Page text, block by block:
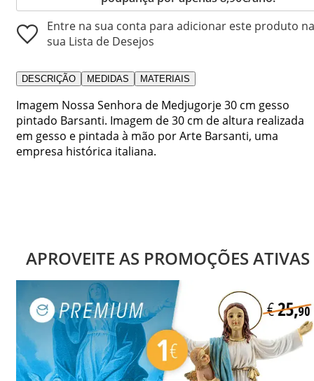
Entre na sua conta para adicionar este produto na
sua Lista de Desejos
DESCRIÇÃO MEDIDAS MATERIAIS
Imagem Nossa Senhora de Medjugorje 30 cm gesso
pintado Barsanti. Imagem de 30 cm de altura realizada
em gesso e pintada à mão por Arte Barsanti, uma
empresa histórica italiana.
APROVEITE AS PROMOÇÕES ATIVAS